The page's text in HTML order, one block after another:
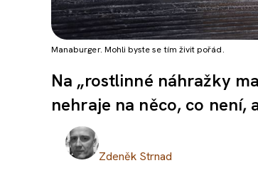
Manaburger. Mohli byste se tím živit pořád.
Na „rostlinné náhražky
nehraje na něco, co není,
Zdeněk Strnad